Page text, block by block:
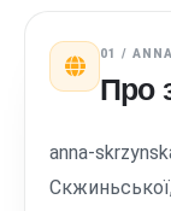
01 /
Про
anna-